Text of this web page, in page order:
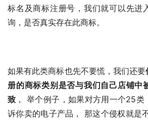
标名及商标注册号，我们就可以先进
询，是否真实存在此商标。
如果有此类商标也先不要慌，我们还要
册的商标类别是否与我们自己店铺中
致 ， 举个例子，如果对方用一个25
诉你卖的电子产品， 那这个侵权就是